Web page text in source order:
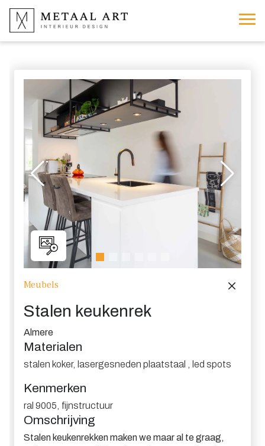
Meubels
Stalen keukenrek
Almere
Materialen
stalen koker, lasergesneden plaatstaal led spots
Kenmerken
ral 9005 fijnstructuur
Omschrijving
Stalen keukenrekken maken we maar al te graag,